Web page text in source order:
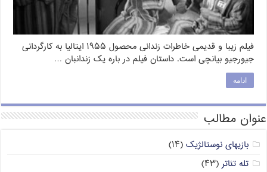
فیلم زیبا و قدیمی خاطرات زندانی محصول ۱۹۵۵ ایتالیا به کارگردانی
جیورجیو بیانچی است. داستان فیلم در باره یک زندانبان …
ادامه
عنوان مطالب
بازیهای نوستالژیک (۱۴)
تله تئاتر (۴۳)